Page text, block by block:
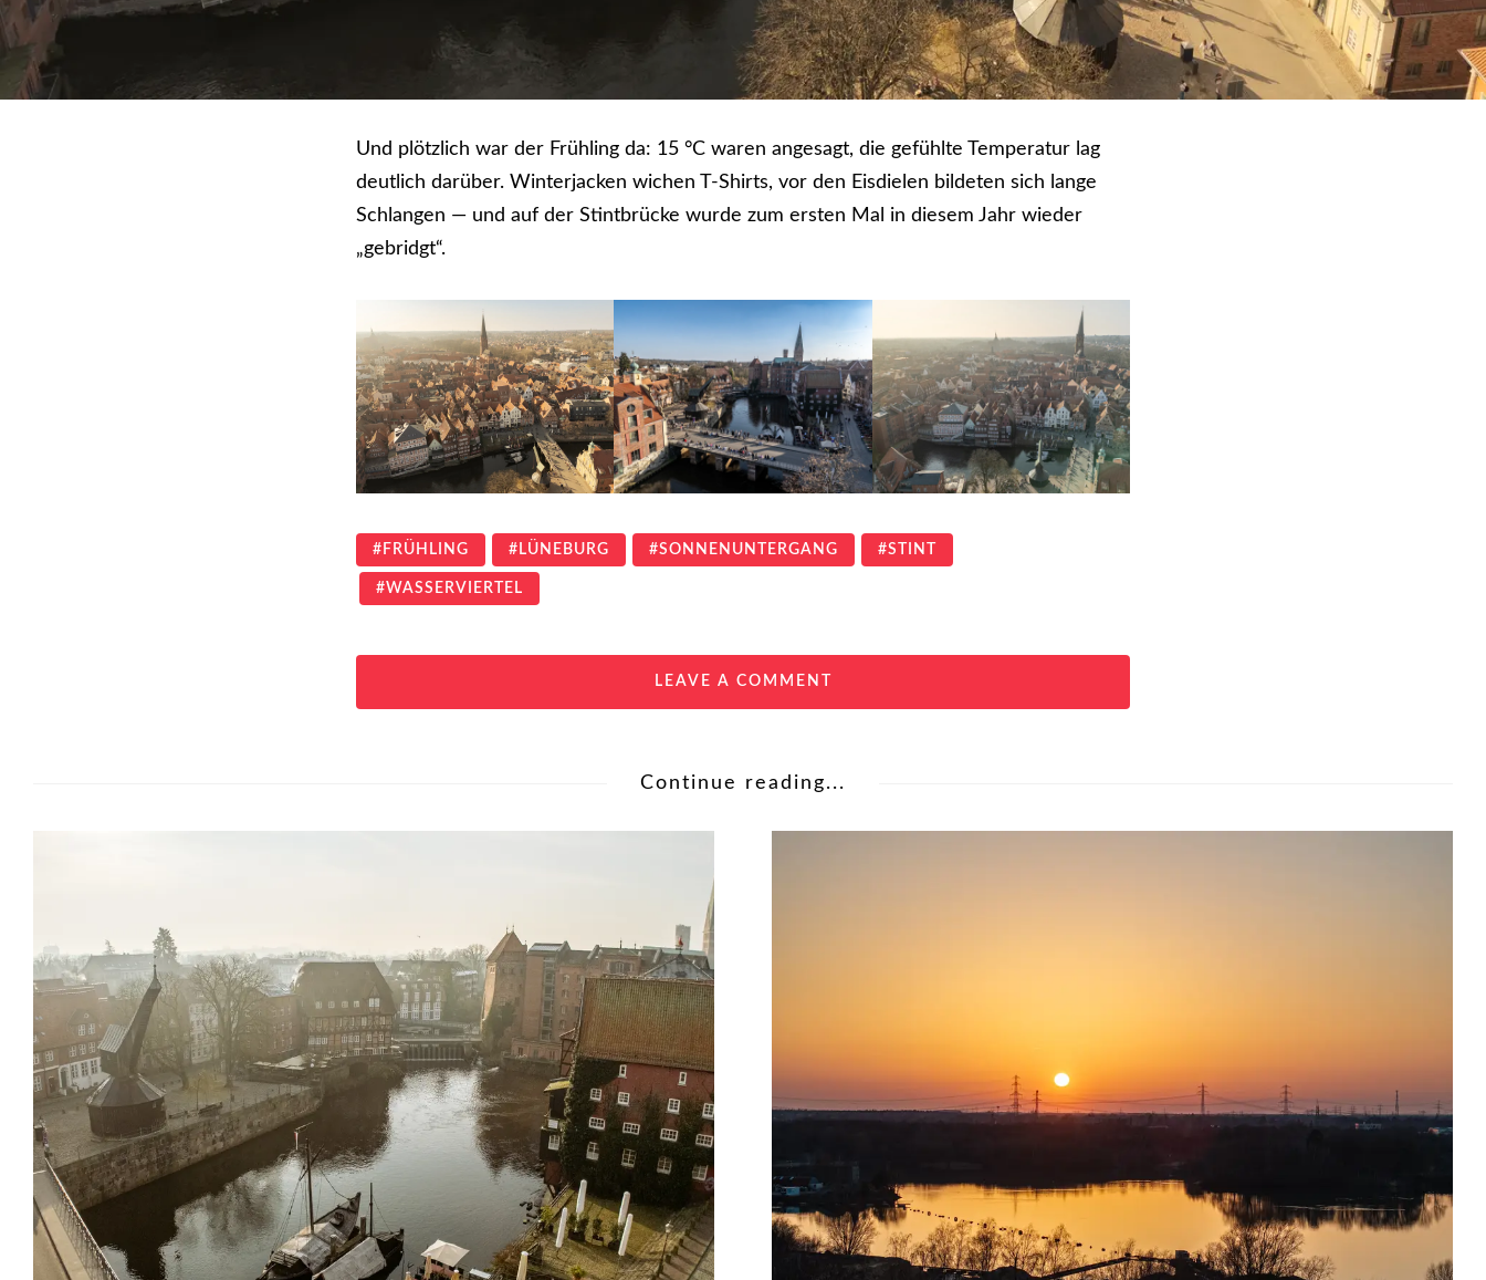
Und plötzlich war der Frühling da: 15 °C waren angesagt, die gefühlte Temperatur lag
deutlich darüber. Winterjacken wichen T-Shirts, vor den Eisdielen bildeten sich lange
Schlangen — und auf der Stintbrücke wurde zum ersten Mal in diesem Jahr wieder
„gebridgt“.
FRÜHLING LÜNEBURG SONNENUNTERGANG STINT
WASSERVIERTEL
LEAVE A COMMENT
Continue reading...